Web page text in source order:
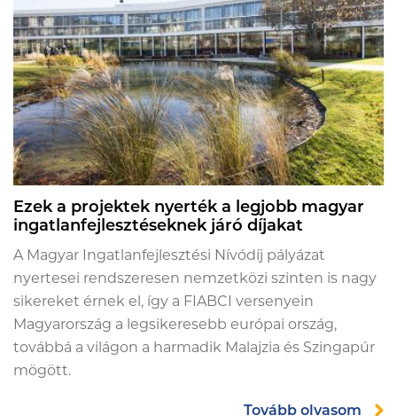
Ezek a projektek nyerték a legjobb magyar
ingatlanfejlesztéseknek járó díjakat
A Magyar Ingatlanfejlesztési Nívódíj pályázat
nyertesei rendszeresen nemzetközi szinten is nagy
sikereket érnek el, így a FIABCI versenyein
Magyarország a legsikeresebb európai ország,
továbbá a világon a harmadik Malajzia és Szingapúr
mögött.
Tovább olvasom